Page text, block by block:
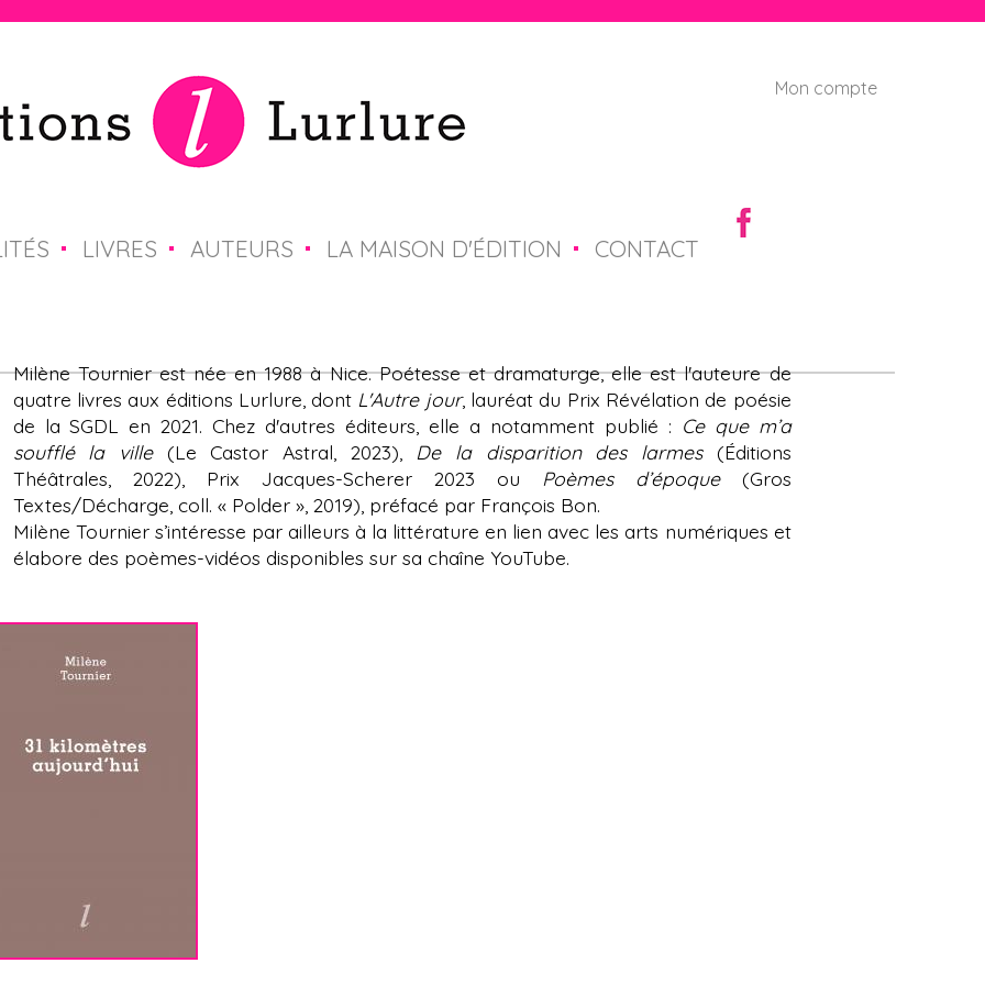
n
u
Mon compte
Milène Tournier est née en 1988 à Nice. Poétesse et dramaturge, elle est l'auteure de
quatre livres aux éditions Lurlure, dont L'Autre jour, lauréat du Prix Révélation de poésie
de la SGDL en 2021. Chez d'autres éditeurs, elle a notamment publié : Ce que m’a
soufflé la ville(Le Castor Astral, 2023), De la disparition des larmes(Éditions
Théâtrales, 2022), Prix Jacques-Scherer 2023 ou
Poèmes d’époque(Gros
Textes/Décharge, coll. « Polder », 2019), préfacé par François Bon.
Milène Tournier s’intéresse par ailleurs à la littérature en lien avec les arts numériques et
élabore des poèmes-vidéos disponibles sur sa chaîne YouTube.
LIVRES AUTEURS LA MAISON D'ÉDITION CONTACT